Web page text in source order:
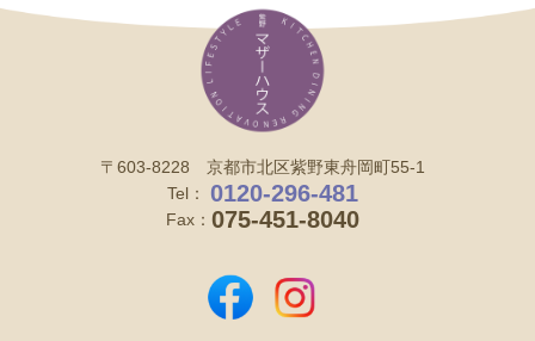
〒603-8228 京都市北区紫野東舟岡町55-1
Tel：
0120-296-481
Fax： 075-451-8040